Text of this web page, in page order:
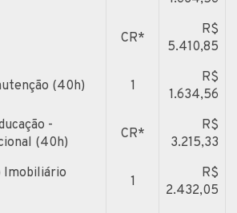
CR*
R$
5.410,85
(40h) 1
R$
1.634,56
-
(40h)
CR*
R$
3.215,33
Imobiliário
1
R$
2.432,05